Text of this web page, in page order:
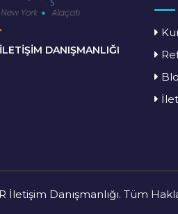
DANIŞMANLIĞI
İletişim Danışmanlığı. Tüm